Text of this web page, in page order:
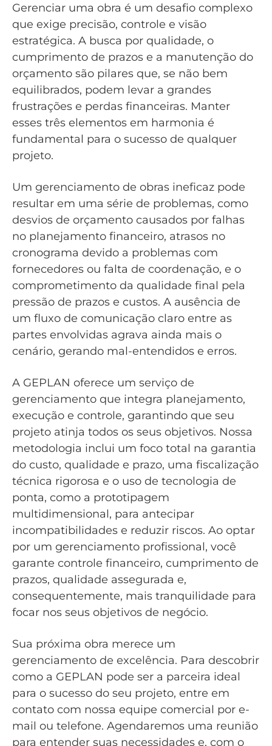
Gerenciar uma obra é um desafio complexo
que exige precisão, controle e visão
estratégica. A busca por qualidade, o
cumprimento de prazos e a manutenção do
orçamento são pilares que, se não bem
equilibrados, podem levar a grandes
frustrações e perdas financeiras. Manter
esses três elementos em harmonia é
fundamental para o sucesso de qualquer
projeto.
Um gerenciamento de obras ineficaz pode
resultar em uma série de problemas, como
desvios de orçamento causados por falhas
no planejamento financeiro, atrasos no
cronograma devido a problemas com
fornecedores ou falta de coordenação, e o
comprometimento da qualidade final pela
pressão de prazos e custos. A ausência de
um fluxo de comunicação claro entre as
partes envolvidas agrava ainda mais o
cenário, gerando mal-entendidos e erros.
A GEPLAN oferece um serviço de
gerenciamento que integra planejamento,
execução e controle, garantindo que seu
projeto atinja todos os seus objetivos. Nossa
metodologia inclui um foco total na garantia
do custo, qualidade e prazo, uma fiscalização
técnica rigorosa e o uso de tecnologia de
ponta, como a prototipagem
multidimensional, para antecipar
incompatibilidades e reduzir riscos. Ao optar
por um gerenciamento profissional, você
garante controle financeiro, cumprimento de
prazos, qualidade assegurada e,
consequentemente, mais tranquilidade para
focar nos seus objetivos de negócio.
Sua próxima obra merece um
gerenciamento de excelência. Para descobrir
como a GEPLAN pode ser a parceira ideal
para o sucesso do seu projeto, entre em
contato com nossa equipe comercial por e-
mail ou telefone. Agendaremos uma reunião
para entender suas necessidades e, com o